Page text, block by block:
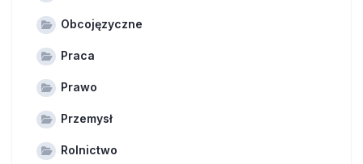
Obcojęzyczne
Praca
Prawo
Przemysł
Rolnictwo